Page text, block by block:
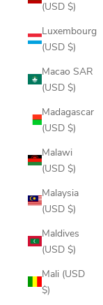
(USD $)
Luxembourg
(USD $)
Macao SAR
(USD $)
Madagascar
(USD $)
Malawi
(USD $)
Malaysia
(USD $)
Maldives
(USD $)
Mali (USD
$)